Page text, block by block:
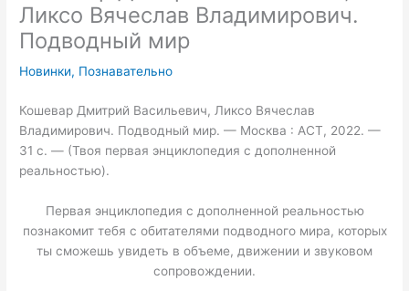
Ликсо Вячеслав Владимирович.
Подводный мир
Новинки, Познавательно
Кошевар Дмитрий Васильевич, Ликсо Вячеслав
Владимирович. Подводный мир. — Москва : АСТ, 2022. —
31 с. — (Твоя первая энциклопедия с дополненной
реальностью).
Первая энциклопедия с дополненной реальностью
познакомит тебя с обитателями подводного мира, которых
ты сможешь увидеть в объеме, движении и звуковом
сопровождении.